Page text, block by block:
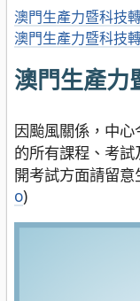
澳門生產力暨科技
澳門生產力暨科技
澳門生產力
因颱風關係，中
的所有課程、考
開考試方面請留
o)